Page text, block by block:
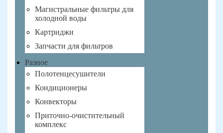
Магистральные фильтры для
холодной воды
Картриджи
Запчасти для фильтров
Разное
Полотенцесушители
Кондиционеры
Конвекторы
Приточно-очистительный
комплекс